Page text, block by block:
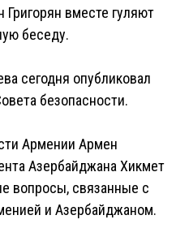
вместе гуляют
беседу.
сегодня опубликовал
безопасности.
Армении Армен
Азербайджана Хикмет
вопросы, связанные с
и Азербайджаном.